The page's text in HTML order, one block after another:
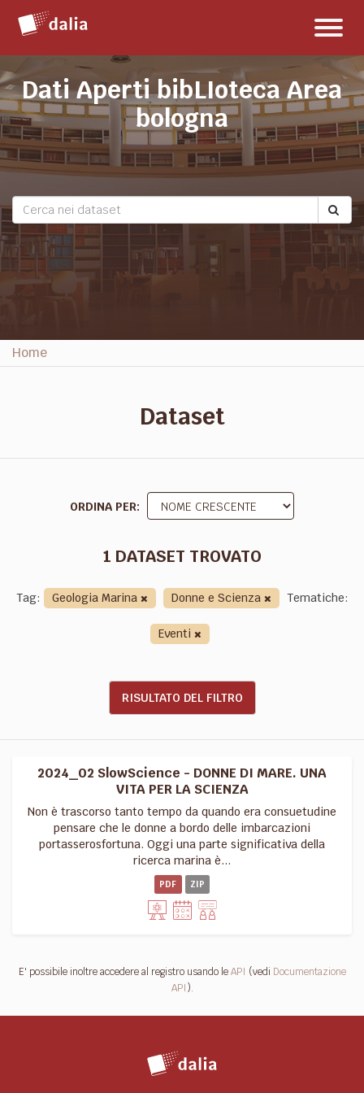
contenuto
Dati Aperti bibLIoteca Area
bologna
Home
Dataset
ORDINA PER
1 DATASET TROVATO
Tag: Geologia Marina Donne e Scienza
Tematiche:
Eventi
RISULTATO DEL FILTRO
2024_02 SlowScience - DONNE DI MARE. UNA
VITA PER LA SCIENZA
Non è trascorso tanto tempo da quando era consuetudine
pensare che le donne a bordo delle imbarcazioni
portasserosfortuna. Oggi una parte significativa della
ricerca marina è...
PDF ZIP
E' possibile inoltre accedere al registro usando leAPI (vedi Documentazione
API).